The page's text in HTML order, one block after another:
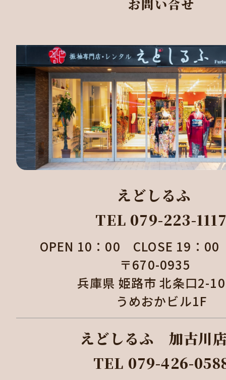
お問い合せ
えどしるふ
TEL 079-223-
OPEN 10：00 CLOSE 19：
〒670-0935
兵庫県 姫路市 北条口
うめおかビル1F
えどしるふ 加古
TEL 079-426-